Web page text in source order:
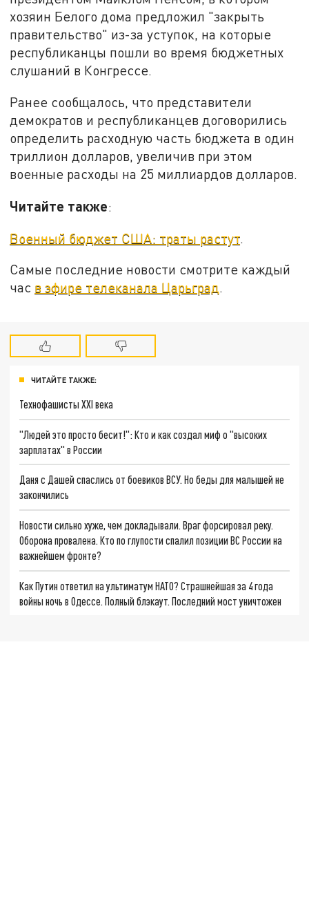
хозяин Белого дома предложил "закрыть
правительство" из-за уступок, на которые
республиканцы пошли во время бюджетных
слушаний в Конгрессе.
Ранее сообщалось, что представители
демократов и республиканцев договорились
определить расходную часть бюджета в один
триллион долларов, увеличив при этом
военные расходы на 25 миллиардов долларов.
Читайте также:
Военный бюджет США: траты растут
Самые последние новости смотрите каждый
час в эфире телеканала Царьград.
ЧИТАЙТЕ ТАКЖЕ:
Технофашисты XXI века
"Людей это просто бесит!": Кто и как создал миф о "высоких
зарплатах" в России
Даня с Дашей спаслись от боевиков ВСУ. Но беды для малышей не
закончились
Новости сильно хуже, чем докладывали. Враг форсировал реку.
Оборона провалена. Кто по глупости спалил позиции ВС России на
важнейшем фронте?
Как Путин ответил на ультиматум НАТО? Страшнейшая за 4 года
войны ночь в Одессе. Полный блэкаут. Последний мост уничтожен